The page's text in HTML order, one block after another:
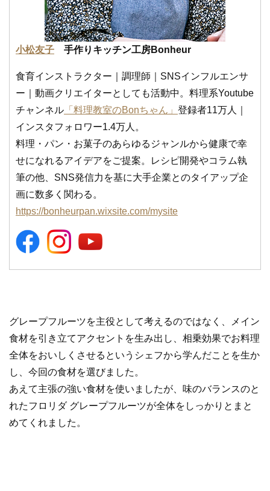
小松友子 手作りキッチン工房Bonheur
食育インストラクター｜調理師｜SNSインフルエンサ
ー｜動画クリエイターとしても活動中。料理系Youtube
チャンネル 「料理教室のBonちゃん」 登録者11万人｜
インスタフォロワー1.4万人。
料理・パン・お菓子のあらゆるジャンルから健康で幸
せになれるアイデアをご提案。レシピ開発やコラム執
筆の他、SNS発信力を基に大手企業とのタイアップ企
画に数多く関わる。
https://bonheurpan.wixsite.com/mysite
グレープフルーツを主役として考えるのではなく、メイン
食材を引き立てアクセントを生み出し、相乗効果でお料理
全体をおいしくさせるというシェフから学んだことを生か
し、今回の食材を選びました。
あえて主張の強い食材を使いましたが、味のバランスのと
れたフロリダ グレープフルーツが全体をしっかりとまと
めてくれました。